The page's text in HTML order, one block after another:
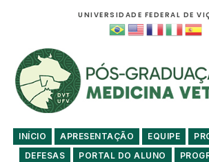
UNIVERSIDADE FEDERAL DE
INÍCIO APRESENTAÇÃO EQUIPE
DEFESAS
PORTAL DO ALUNO